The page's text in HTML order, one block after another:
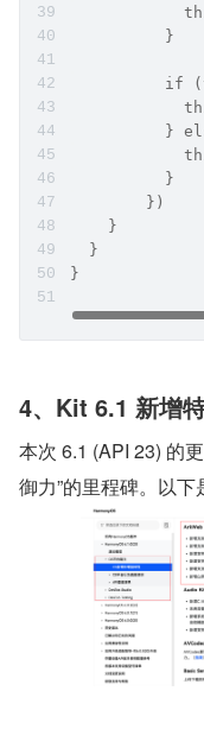
          }
if
}
          }
        })
    }
  }
}
4、Kit 6.1 新增
本次 6.1 (API 23) 的
御力”的里程碑。以下